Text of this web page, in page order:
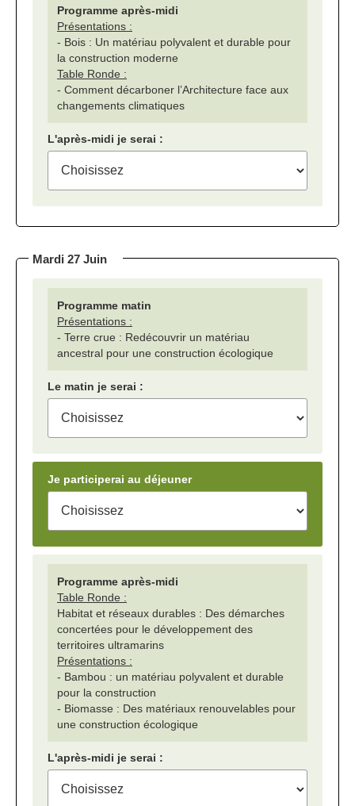
Programme après-midi
Présentations :
- Bois : Un matériau polyvalent et durable pour
la construction moderne
Table Ronde :
- Comment décarboner l’Architecture face aux
changements climatiques
L'après-midi je serai :
Programme matin
Présentations :
- Terre crue : Redécouvrir un matériau
ancestral pour une construction écologique
Le matin je serai :
Je participerai au déjeuner
Programme après-midi
Table Ronde :
Habitat et réseaux durables : Des démarches
concertées pour le développement des
territoires ultramarins
Présentations :
- Bambou : un matériau polyvalent et durable
pour la construction
- Biomasse : Des matériaux renouvelables pour
une construction écologique
L'après-midi je serai :
Mardi 27 Juin